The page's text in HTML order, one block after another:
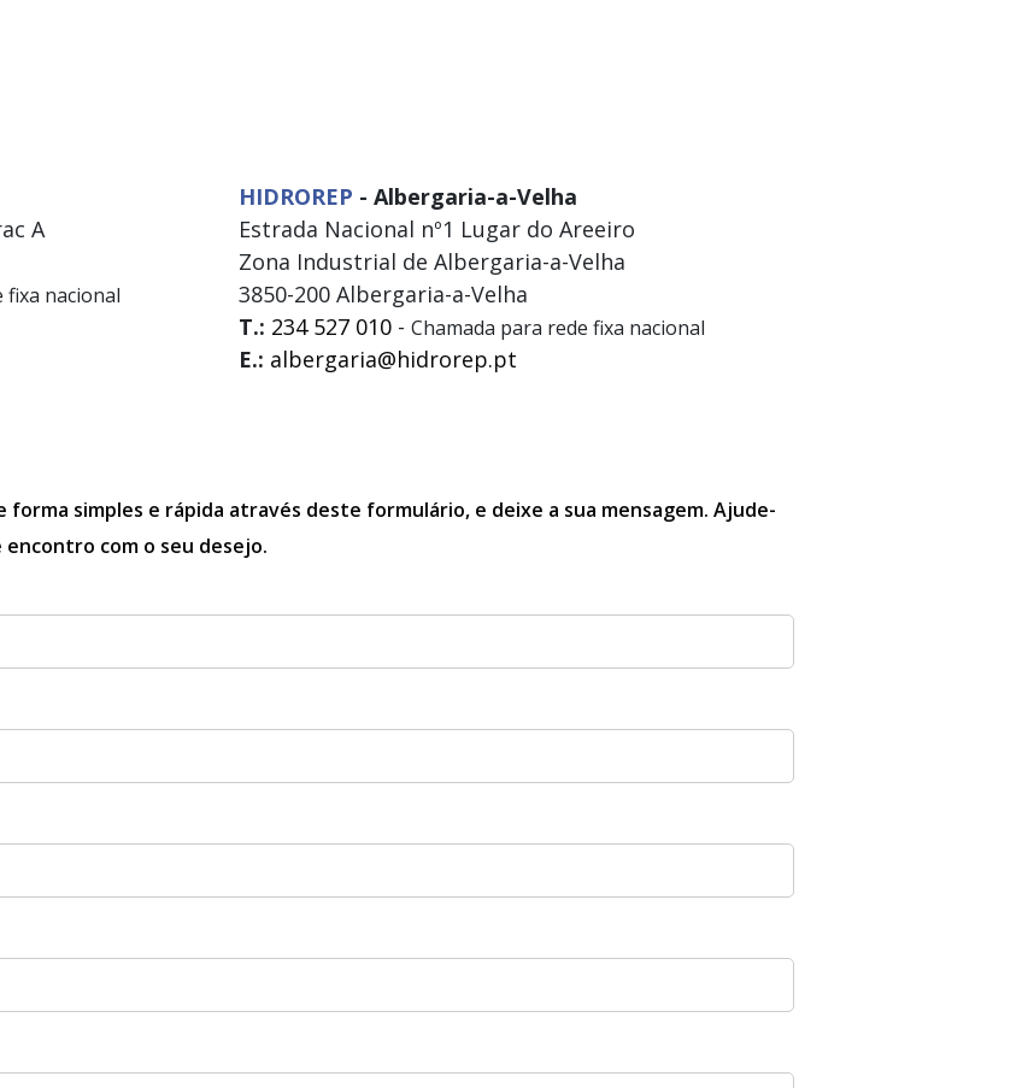
A
fixa nacional
HIDROREP - Albergaria-a-Velha
Estrada Nacional nº1 Lugar do Areeiro
Zona Industrial de Albergaria-a-Velha
3850-200 Albergaria-a-Velha
234 527 010 - Chamada para rede fixa nacional
albergaria@hidrorep.pt
simples e rápida através deste formulário, e deixe a sua mensagem. Ajude-
com o seu desejo.